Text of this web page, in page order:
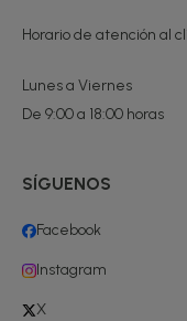
Horario de atención al
Lunes a Viernes
De 9:00 a 18:00 horas
SÍGUENOS
Facebook
Instagram
X